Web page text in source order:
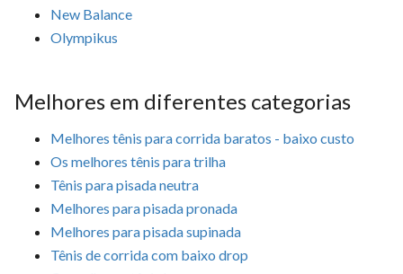
New Balance
Olympikus
Melhores em diferentes categorias
Melhores tênis para corrida baratos - baixo custo
Os melhores tênis para trilha
Tênis para pisada neutra
Melhores para pisada pronada
Melhores para pisada supinada
Tênis de corrida com baixo drop